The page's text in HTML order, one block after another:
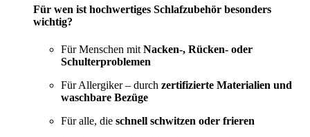
Für wen ist hochwertiges Schlafzubehör besonders
wichtig?
Für Menschen mit Nacken-, Rücken- oder
Schulterproblemen
Für Allergiker – durch zertifizierte Materialien und
waschbare Bezüge
Für alle, die schnell schwitzen oder frieren